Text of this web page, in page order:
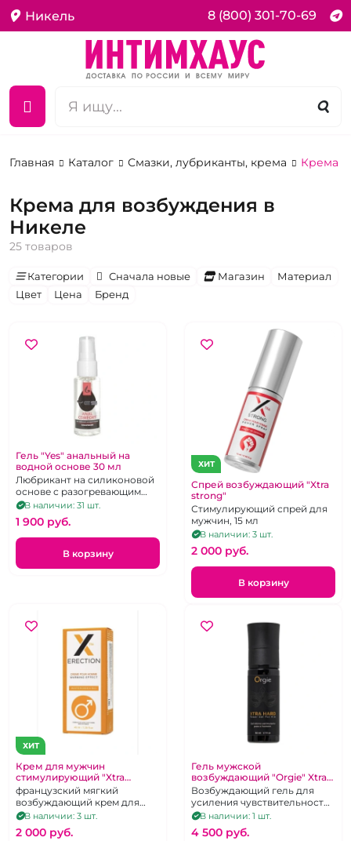
Никель 8 (800) 301-70-69
Главная Каталог Смазки, лубриканты, крема Крема
Крема для возбуждения в
Никеле
25 товаров
Категории Сначала новые Магазин
Материал
Цвет
Цена Бренд
Гель "Yes" анальный на
водной основе 30 мл
Любрикант на силиконовой
основе с разогревающим
эффектом, анальный, 30ml
В наличии: 31 шт.
1 900 pуб.
В корзину
ХИТ
Спрей возбуждающий "Xtra
strong"
Стимулирующий спрей для
мужчин, 15 мл
В наличии: 3 шт.
2 000 pуб.
В корзину
ХИТ
Крем для мужчин
стимулирующий "Xtra
Erection" 40 мл
французский мягкий
возбуждающий крем для
мужчин.
В наличии: 3 шт.
2 000 pуб.
Гель мужской
возбуждающий "Orgie" Xtra
hard
Возбуждающий гель для
усиления чувствительности
и эрекции, 50 мл
В наличии: 1 шт.
4 500 pуб.